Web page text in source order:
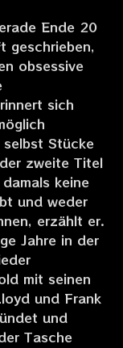
Ende 20
geschrieben,
obsessive
sich
selbst Stücke
zweite Titel
keine
und weder
erzählt er.
Jahre in der
mit seinen
und Frank
und
Tasche